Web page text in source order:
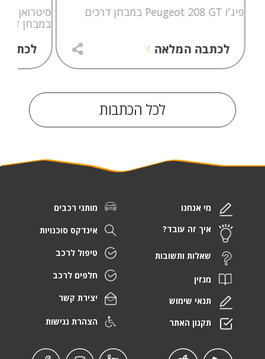
פיג'ו Peugeot 208 GT במבחן דרכים
לכתבה המלאה
במבחן
לכל הכתבות
מי אנחנו
איך זה עובד?
שאלות ותשובות
מגזין
תנאי שימוש
תקנון האתר
מותגי רכבים
אינדקס סוכנויות
טיפול לרכב
חלפים לרכב
יצירת קשר
הצהרת נגישות